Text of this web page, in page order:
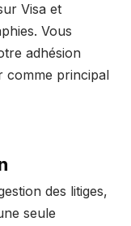
Visa et
Vous
adhésion
comme principal
des litiges,
seule